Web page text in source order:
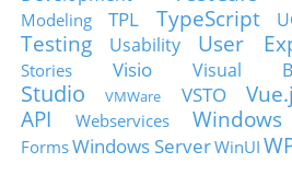
Modeling
TPL TypeScript
Testing
Usability User
Stories
Visio Visual
Studio
VMWare VSTO
API
Webservices
FormsWindows ServerWinUI